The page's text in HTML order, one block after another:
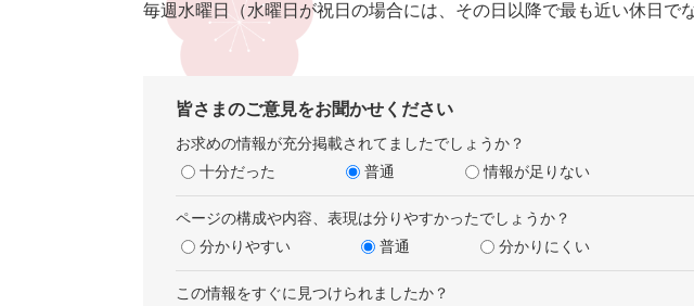
毎週水曜日（水曜日が祝日の場合には、その日以降で最も近い休日で
皆さまのご意見をお聞かせください
お求めの情報が充分掲載されてましたでしょうか？
十分だった
普通 情報が足りない
ページの構成や内容、表現は分りやすかったでしょうか？
分かりやすい
普通 分かりにくい
この情報をすぐに見つけられましたか？